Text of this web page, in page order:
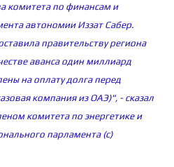
комитета по финансам и
автономии Иззат Сабер.
правительству региона
аванса один миллиард
на оплату долга перед
компания из ОАЭ)", - сказал
комитета по энергетике и
парламента (c)